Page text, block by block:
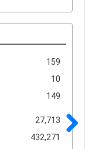
159
10
149
27,713
432,271Sau